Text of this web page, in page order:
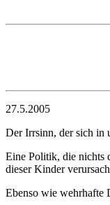
27.5.2005
Der Irrsinn, der sich in
Eine Politik, die nichts
dieser Kinder
Ebenso wie wehrhafte